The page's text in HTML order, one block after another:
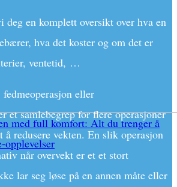
med full komfort: Alt du trenger å
deg en komplett oversikt over hva en
hva det koster og om det er
ventetid, …
eller
et samlebegrep for flere operasjoner
å redusere vekten. En slik operasjon
når overvekt er et et stort
lar seg løse på en annen måte eller